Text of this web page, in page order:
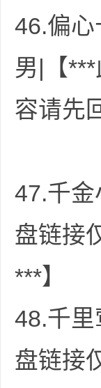
46.偏
男|【
容请先
47.千
盘链接
***】
48.千
盘链接